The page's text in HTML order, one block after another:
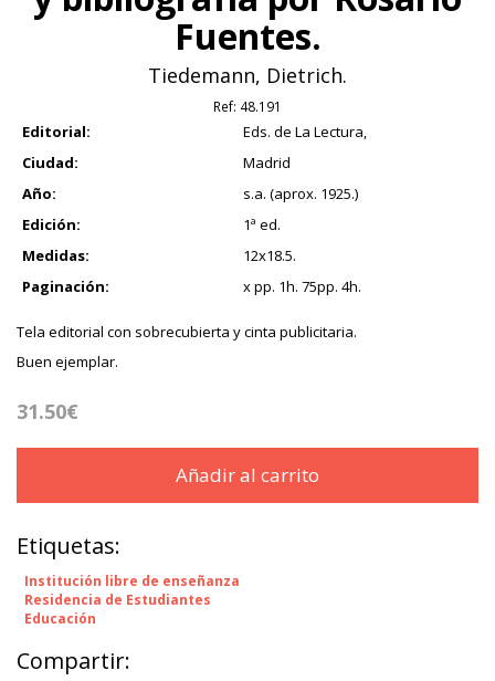
Fuentes.
Tiedemann, Dietrich.
Ref: 48.191
Editorial:
Eds. de La Lectura,
Ciudad:
Madrid
Año:
s.a. (aprox. 1925.)
Edición:
1ª ed.
Medidas:
12x18.5.
Paginación:
x pp. 1h. 75pp. 4h.
Tela editorial con sobrecubierta y cinta publicitaria.
Buen ejemplar.
31.50€
Añadir al carrito
Etiquetas:
Institución libre de enseñanza
Residencia de Estudiantes
Educación
Compartir: